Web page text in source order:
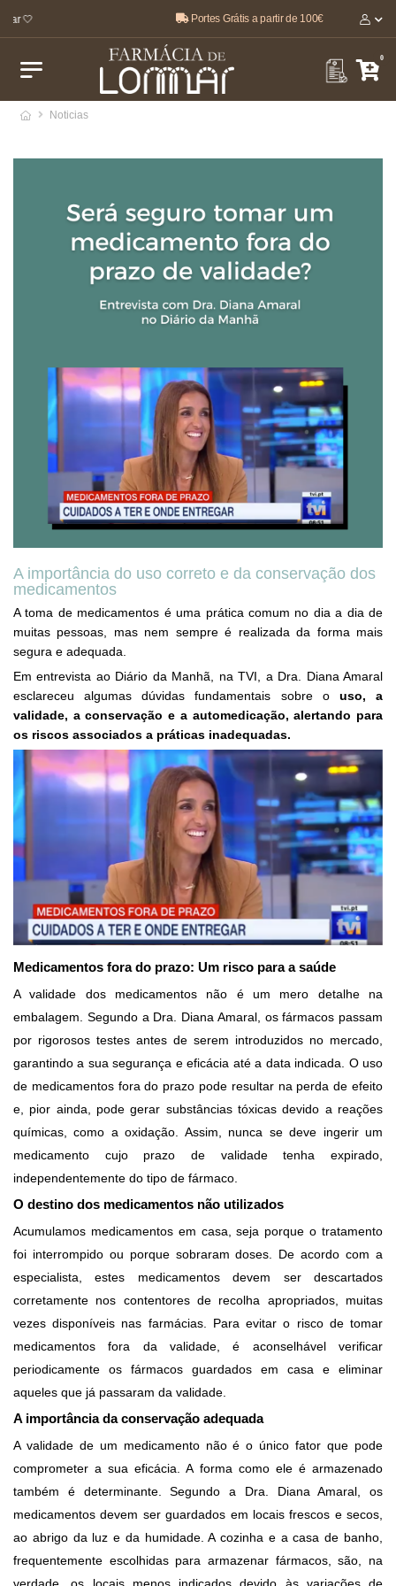
🤍 Portes Grátis a partir de 100€
0
Noticias
A importância do uso correto e da conservação dos
medicamentos
A toma de medicamentos é uma prática comum no dia a dia de
muitas pessoas, mas nem sempre é realizada da forma mais
segura e adequada.
Em entrevista ao Diário da Manhã, na TVI, a Dra. Diana Amaral
esclareceu algumas dúvidas fundamentais sobre o uso, a
validade, a conservação e a automedicação, alertando para
os riscos associados a práticas inadequadas.
Medicamentos fora do prazo: Um risco para a saúde
A validade dos medicamentos não é um mero detalhe na
embalagem. Segundo a Dra. Diana Amaral, os fármacos passam
por rigorosos testes antes de serem introduzidos no mercado,
garantindo a sua segurança e eficácia até a data indicada. O uso
de medicamentos fora do prazo pode resultar na perda de efeito
e, pior ainda, pode gerar substâncias tóxicas devido a reações
químicas, como a oxidação. Assim, nunca se deve ingerir um
medicamento cujo prazo de validade tenha expirado,
independentemente do tipo de fármaco.
O destino dos medicamentos não utilizados
Acumulamos medicamentos em casa, seja porque o tratamento
foi interrompido ou porque sobraram doses. De acordo com a
especialista, estes medicamentos devem ser descartados
corretamente nos contentores de recolha apropriados, muitas
vezes disponíveis nas farmácias. Para evitar o risco de tomar
medicamentos fora da validade, é aconselhável verificar
periodicamente os fármacos guardados em casa e eliminar
aqueles que já passaram da validade.
A importância da conservação adequada
A validade de um medicamento não é o único fator que pode
comprometer a sua eficácia. A forma como ele é armazenado
também é determinante. Segundo a Dra. Diana Amaral, os
medicamentos devem ser guardados em locais frescos e secos,
ao abrigo da luz e da humidade. A cozinha e a casa de banho,
frequentemente escolhidas para armazenar fármacos, são, na
verdade, os locais menos indicados devido às variações de